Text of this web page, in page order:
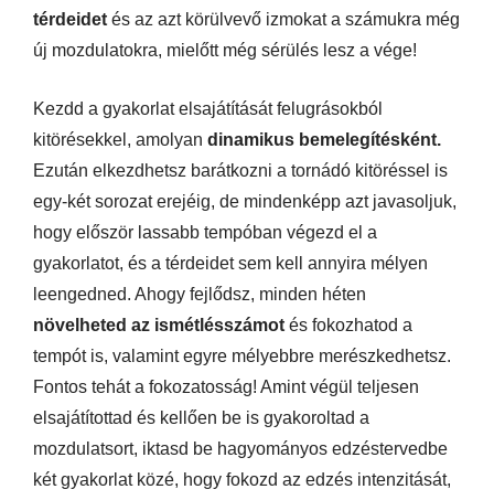
térdeidet és az azt körülvevő izmokat a számukra még
új mozdulatokra, mielőtt még sérülés lesz a vége!
Kezdd a gyakorlat elsajátítását felugrásokból
kitörésekkel, amolyan dinamikus bemelegítésként.
Ezután elkezdhetsz barátkozni a tornádó kitöréssel is
egy-két sorozat erejéig, de mindenképp azt javasoljuk,
hogy először lassabb tempóban végezd el a
gyakorlatot, és a térdeidet sem kell annyira mélyen
leengedned. Ahogy fejlődsz, minden héten
növelheted az ismétlésszámot és fokozhatod a
tempót is, valamint egyre mélyebbre merészkedhetsz.
Fontos tehát a fokozatosság! Amint végül teljesen
elsajátítottad és kellően be is gyakoroltad a
mozdulatsort, iktasd be hagyományos edzéstervedbe
két gyakorlat közé, hogy fokozd az edzés intenzitását,